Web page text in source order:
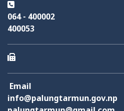
064 - 400002
400053
Email
info@palungtarmun.gov.np